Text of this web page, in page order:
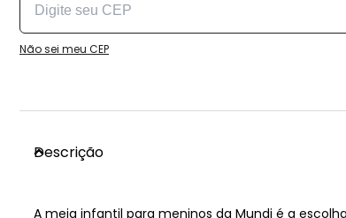
Não sei meu CEP
Descrição
A meia infantil para meninos da Mundi é a